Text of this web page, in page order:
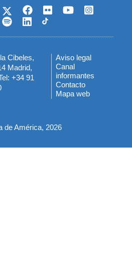
Cibeles,
Madrid,
+34 91
Menú
del
pie
Aviso legal
Canal
informantes
Contacto
Mapa web
de América, 2026